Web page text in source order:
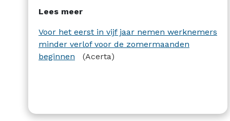
Lees meer
Voor het eerst in vijf jaar nemen werknemers
minder verlof voor de zomermaanden
beginnen
(Acerta)